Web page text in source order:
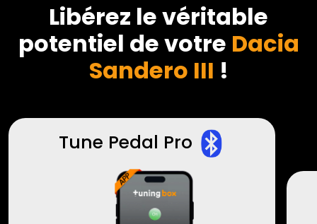
Libérez le véritable
potentiel de votre Dacia
Sandero III !
Tune Pedal Pro